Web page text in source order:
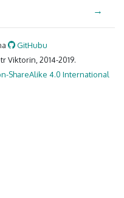
→
GitHubu
Viktorin, 2014-2019.
ShareAlike 4.0 International